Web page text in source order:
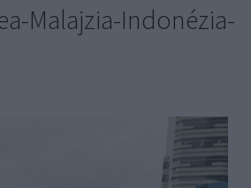
Malajzia-Indonézia-